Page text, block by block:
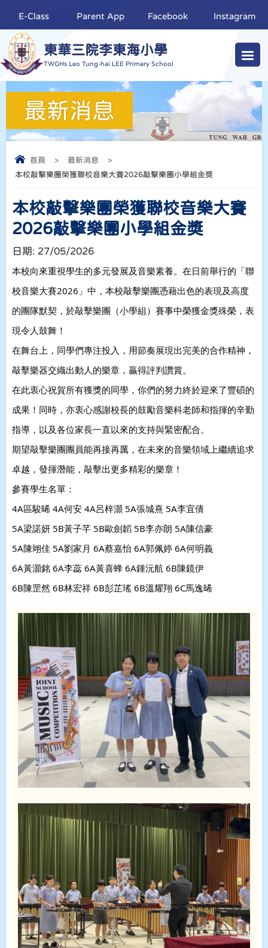
東華三院李東海小學
TWGHs Leo Tung-hai LEE Primary School
E-Class Parent App Facebook Instagram
最新消息
首頁 > 最新消息
>
本校敲擊樂團榮獲聯校音樂大賽2026敲擊樂團小學組金獎
本校敲擊樂團榮獲聯校音樂大賽
2026敲擊樂團小學組金獎
日期: 27/05/2026
本校向來重視學生的多元發展及音樂素養。 在日前舉行的「聯
校音樂大賽2026」中，本校敲擊樂團憑藉出色的表現及高度
的團隊默契，於敲擊樂團（小學組）賽事中榮獲金獎殊榮，表
現令人鼓舞！
在舞台上，同學們專注投入，用節奏展現出完美的合作精神，
敲擊樂器交織出動人的樂章，贏得評判讚賞。
在此衷心祝賀所有獲獎的同學，你們的努力終於迎來了豐碩的
成果！ 同時，亦衷心感謝校長的鼓勵音樂科老師和指揮的辛勤
指導，以及各位家長一直以來的支持與緊密配合。
期望敲擊樂團團員能再接再厲，在未來的音樂領域上繼續追求
卓越，發揮潛能，敲擊出更多精彩的樂章！
參賽學生名單：
4A區駿晞 4A何安 4A呂梓灝 5A張城熹 5A李宜倩
5A梁諾妍 5B黃子芊 5B歐劍韜 5B李亦朗 5A陳信豪
5A陳翊佳 5A劉家月 6A蔡嘉怡 6A郭佩婷 6A何明義
6A黃灝銘 6A李蕊 6A黃喜蜂 6A鍾沅航 6B陳鏡伊
6B陳罡然 6B林宏祥 6B彭芷瑤 6B溫耀翔 6C馬逸晞